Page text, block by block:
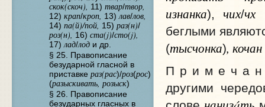
скок(скоч), 11) твар/твор,
12) крап/кроп, 13) лав/лов,
14) па(й)/пой, 15) раз(н)/
роз(н), 16) ста(j)/сто(j),
17) лад/лоди др.
§ 25. Правописание
безударной гласной в
приставке раз(рас)/роз(рос)
(разыскивать, розыск)
§ 26. Правописание
безударных гласных в
изнанка),чих/чх
беглыми
(тысчонка), кочан
П р и м е ч а н
другими